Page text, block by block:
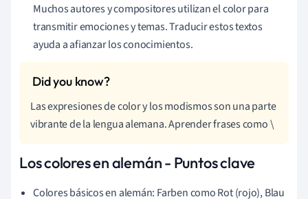
Muchos autores y compositores utilizan el color para
transmitir emociones y temas. Traducir estos textos
ayuda a afianzar los conocimientos.
Las expresiones de color y los modismos son una parte
vibrante de la lengua alemana. Aprender frases como \
Los colores en alemán - Puntos clave
Colores básicos en alemán: Farben como Rot (rojo), Blau